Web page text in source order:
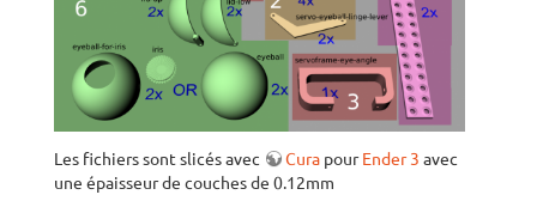
Les fichiers sont slicés avec Cura pourEnder 3 avec
une épaisseur de couches de 0.12mm